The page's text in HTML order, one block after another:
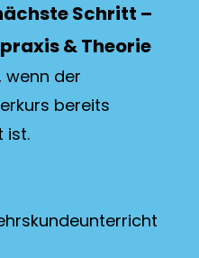
Schritt –
& Theorie
wenn der
bereits
ist.